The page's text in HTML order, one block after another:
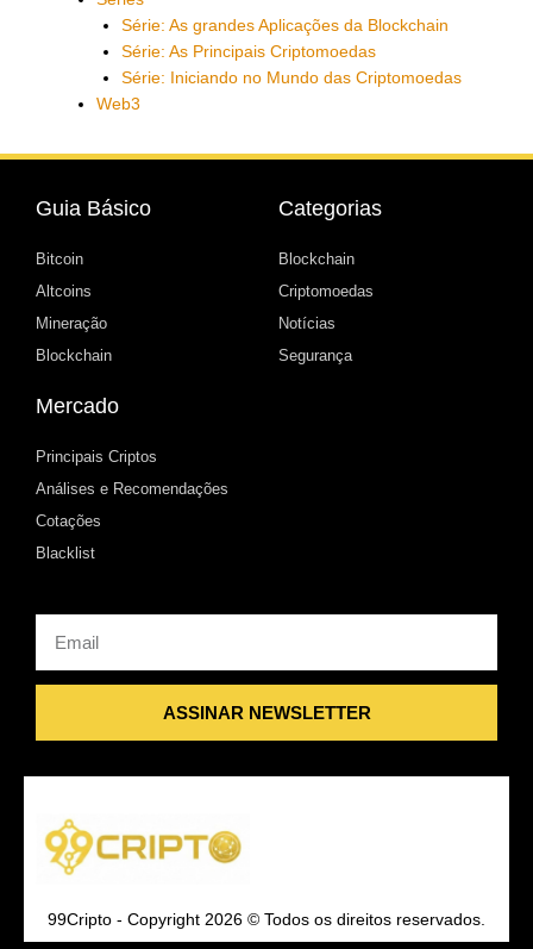
Série: As grandes Aplicações da Blockchain
Série: As Principais Criptomoedas
Série: Iniciando no Mundo das Criptomoedas
Web3
Guia Básico
Bitcoin
Altcoins
Mineração
Blockchain
Categorias
Blockchain
Criptomoedas
Notícias
Segurança
Mercado
Principais Criptos
Análises e Recomendações
Cotações
Blacklist
ASSINAR NEWSLETTER
99Cripto - Copyright 2026 © Todos os direitos reservados.